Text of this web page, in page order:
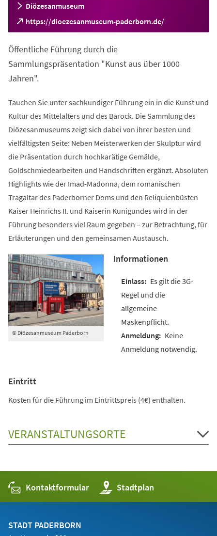
Diözesanmuseum
https://dioezesanmuseum-paderborn.de/
(Öffnet
in
neuen
Öffentliche Führung durch die
Sammlungspräsentation "Kunst aus über 1000
Jahren".
Tauchen Sie unter sachkundiger Führung ein in die Kunst und
Kultur des Mittelalters und des Barock. Die Sammlung des
Diözesanmuseums zeigt sich dabei von ihrer besten und
vielfältigsten Seite: Neben Meisterwerken der Skulptur wird
die Präsentation durch hochkarätige Gemälde,
Goldschmiedearbeiten und Handschriften ergänzt. Absoluten
Highlights wie der Imad-Madonna, dem romanischen
Tragaltar des Paderborner Doms und den Reliquienbüsten
Kaiser Heinrichs II. und Kaiserin Kunigundes wird in der
Führung besonders viel Raum gegeben – zur Betrachtung, für
Erläuterungen und den gemeinsamen Austausch.
© Diözesanmuseum Paderborn
Informationen
Es gilt die 3G-
Regel und die
allgemeine
Maskenpflicht.
Keine
Anmeldung notwendig.
Eintritt
Kosten für die Führung im Eintrittspreis (4€) enthalten.
VERANSTALTUNGSORTE
Kontaktformular Stadtplan
(Öffnet
in
einem
STADT PADERBORN